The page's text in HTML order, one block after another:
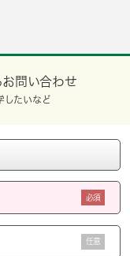
問い合わせ
したいなど
必須
任意